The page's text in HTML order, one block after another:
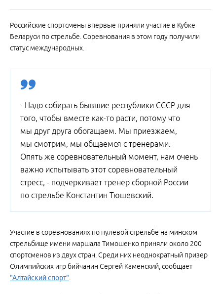
Российские спортсмены впервые приняли участие в Кубке
Беларуси по стрельбе. Соревнования в этом году получили
статус международных.
- Надо собирать бывшие республики СССР для
того, чтобы вместе как-то расти, потому что
мы друг друга обогащаем. Мы приезжаем,
мы смотрим, мы общаемся с тренерами.
Опять же соревновательный момент, нам очень
важно испытывать этот соревновательный
стресс, - подчеркивает тренер сборной России
по стрельбе Константин Тюшевский.
Участие в соревнованиях по пулевой стрельбе на минском
стрельбище имени маршала Тимошенко приняли около 200
спортсменов из двух стран. Среди них неоднократный призер
Олимпийских игр бийчанин Сергей Каменский, сообщает
"Алтайский спорт".